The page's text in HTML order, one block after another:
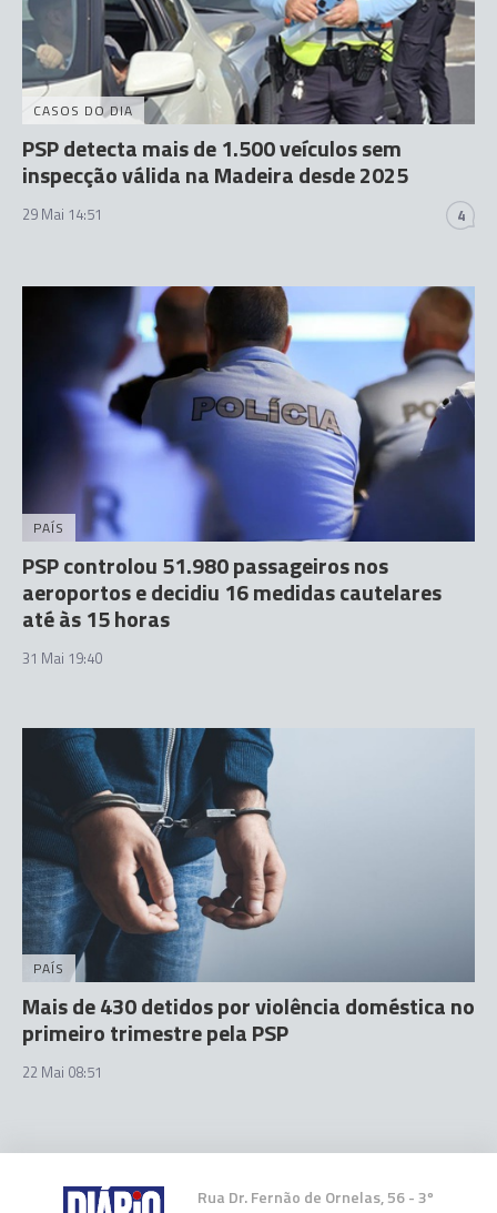
CASOS DO DIA
PSP detecta mais de 1.500 veículos sem
inspecção válida na Madeira desde 2025
29 Mai 14:51 4
PAÍS
PSP controlou 51.980 passageiros nos
aeroportos e decidiu 16 medidas cautelares
até às 15 horas
31 Mai 19:40
PAÍS
Mais de 430 detidos por violência doméstica no
primeiro trimestre pela PSP
22 Mai 08:51
Rua Dr. Fernão de Ornelas, 56 - 3º